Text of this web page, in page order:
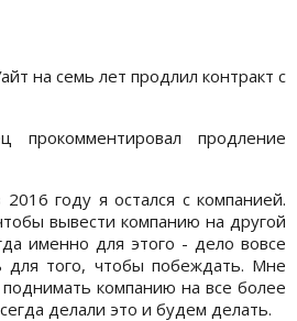
на семь лет продлил контракт с
прокомментировал продление
году я остался с компанией.
вывести компанию на другой
именно для этого - дело вовсе
для того, чтобы побеждать. Мне
компанию на все более
делали это и будем делать.